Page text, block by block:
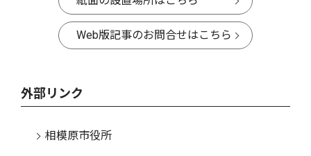
Web版記事のお問合せはこちら
外部リンク
相模原市役所